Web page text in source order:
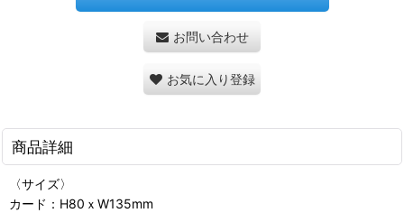
お問い合わせ
お気に入り登録
商品詳細
〈サイズ〉
カード：H80ｘW135mm